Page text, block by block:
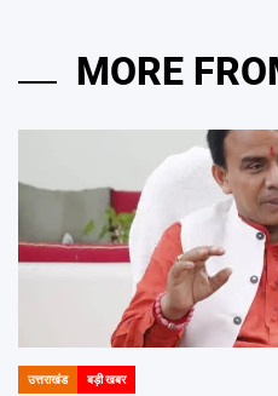
MORE
POSTED
उत्तराखंड बड़ी खबर